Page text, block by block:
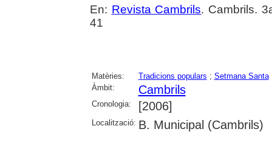
En: Revista Cambrils. Cambrils.
41
Matèries: Tradicions populars ; Setmana Santa
Àmbit:
Cambrils
Cronologia: [2006]
Localització: B. Municipal (Cambrils)